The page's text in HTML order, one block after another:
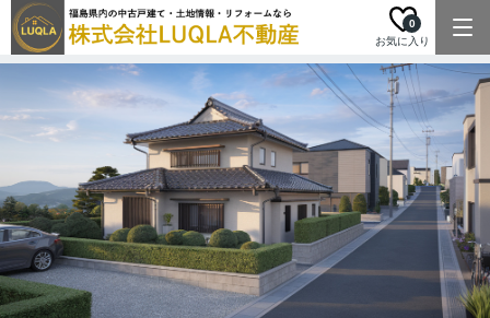
お気に入り
0